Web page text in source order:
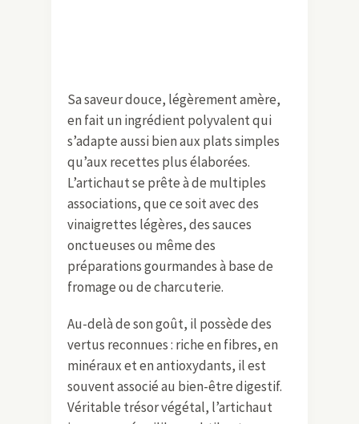
Sa saveur douce, légèrement amère,
en fait un ingrédient polyvalent qui
s’adapte aussi bien aux plats simples
qu’aux recettes plus élaborées.
L’artichaut se prête à de multiples
associations, que ce soit avec des
vinaigrettes légères, des sauces
onctueuses ou même des
préparations gourmandes à base de
fromage ou de charcuterie.
Au-delà de son goût, il possède des
vertus reconnues : riche en fibres, en
minéraux et en antioxydants, il est
souvent associé au bien-être digestif.
Véritable trésor végétal, l’artichaut